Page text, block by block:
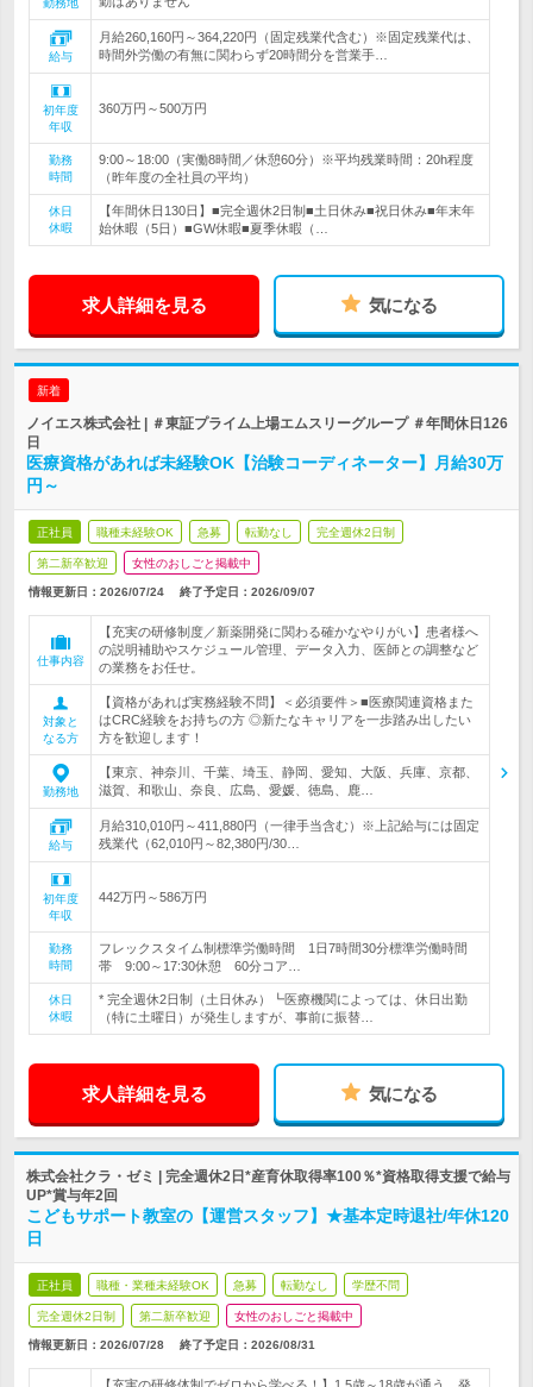
勤務地
給与
月給260,160円～364,220円（固定残業代含む）※固定残業代は、
時間外労働の有無に関わらず20時間分を営業手…
初年度
年収
360万円～500万円
勤務
時間
9:00～18:00（実働8時間／休憩60分）※平均残業時間：20h程度
（昨年度の全社員の平均）
休日
休暇
【年間休日130日】■完全週休2日制■土日休み■祝日休み■年末年
始休暇（5日）■GW休暇■夏季休暇（…
求人詳細を見る 気になる
新着
ノイエス株式会社 | ＃東証プライム上場エムスリーグループ ＃年間休日126
日
医療資格があれば未経験OK【治験コーディネーター】月給30万
円～
正社員 職種未経験OK 急募 転勤なし 完全週休2日制
第二新卒歓迎 女性のおしごと掲載中
情報更新日：2026/07/24 終了予定日： 2026/09/07
仕事内容
【充実の研修制度／新薬開発に関わる確かなやりがい】患者様へ
の説明補助やスケジュール管理、データ入力、医師との調整など
の業務をお任せ。
対象と
なる方
【資格があれば実務経験不問】＜必須要件＞■医療関連資格また
はCRC経験をお持ちの方 ◎新たなキャリアを一歩踏み出したい
方を歓迎します！
勤務地
【東京、神奈川、千葉、埼玉、静岡、愛知、大阪、兵庫、京都、
滋賀、和歌山、奈良、広島、愛媛、徳島、鹿…
給与
月給310,010円～411,880円（一律手当含む）※上記給与には固定
残業代（62,010円～82,380円/30…
初年度
年収
442万円～586万円
勤務
時間
フレックスタイム制標準労働時間 1日7時間30分標準労働時間
帯 9:00～17:30休憩 60分コア…
休日
休暇
* 完全週休2日制（土日休み）┗医療機関によっては、休日出勤
（特に土曜日）が発生しますが、事前に振替…
求人詳細を見る 気になる
株式会社クラ・ゼミ | 完全週休2日*産育休取得率100％*資格取得支援で給与
UP*賞与年2回
こどもサポート教室の【運営スタッフ】★基本定時退社/年休120
日
正社員 職種・業種未経験OK 急募 転勤なし 学歴不問
完全週休2日制 第二新卒歓迎 女性のおしごと掲載中
情報更新日：2026/07/28 終了予定日： 2026/08/31